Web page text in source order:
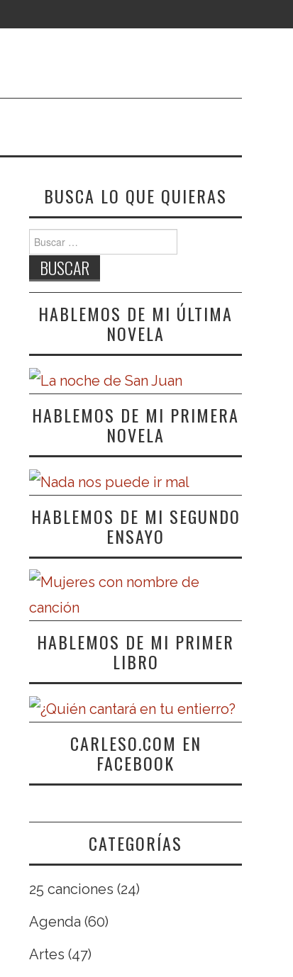
BUSCA LO QUE QUIERAS
Buscar:
HABLEMOS DE MI ÚLTIMA
NOVELA
HABLEMOS DE MI PRIMERA
NOVELA
HABLEMOS DE MI SEGUNDO
ENSAYO
HABLEMOS DE MI PRIMER
LIBRO
CARLESO.COM EN
FACEBOOK
CATEGORÍAS
25 canciones (24)
Agenda (60)
Artes (47)